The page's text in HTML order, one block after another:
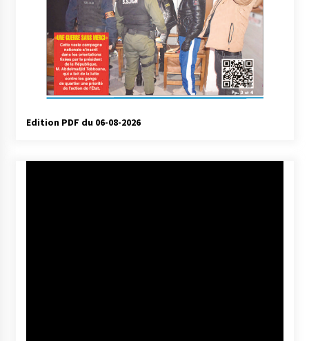
fabriquée localement : Une équipe d’étudiants
algériens participe à une compétition
internationale
3 semaines ago
Université Alger 3 : Lancement d’un master à
cursus intégré à la licence en communication
en langue amazighe
3 semaines ago
Edition PDF du 06-08-2026